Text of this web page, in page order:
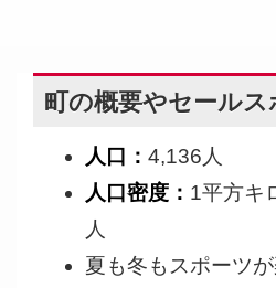
町の概要やセールス
人口：4,136人
人口密度： 1平方キ
人
夏も冬もスポーツが